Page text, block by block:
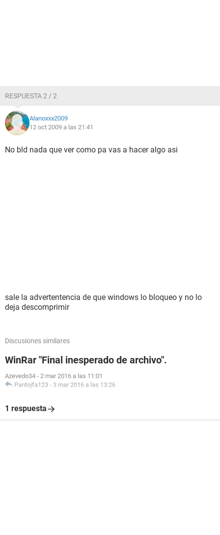
RESPUESTA 2 / 2
Alanoxxx2009
12 oct 2009 a las 21:41
No bld nada que ver como pa vas a hacer algo asi
sale la advertentencia de que windows lo bloqueo y no lo
deja descomprimir
Discusiones similares
WinRar "Final inesperado de archivo".
Azevedo34 - 2 mar 2016 a las 11:01
Pantojfa123 - 3 mar 2016 a las 13:26
1 respuesta